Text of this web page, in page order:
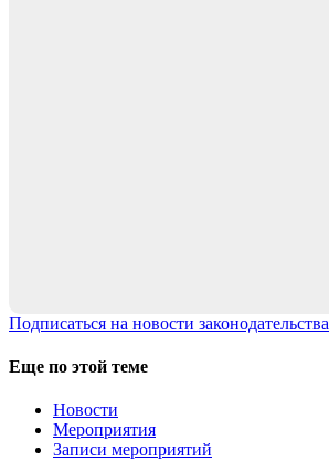
Подписаться на новости законодательства
Еще по этой теме
Новости
Мероприятия
Записи мероприятий